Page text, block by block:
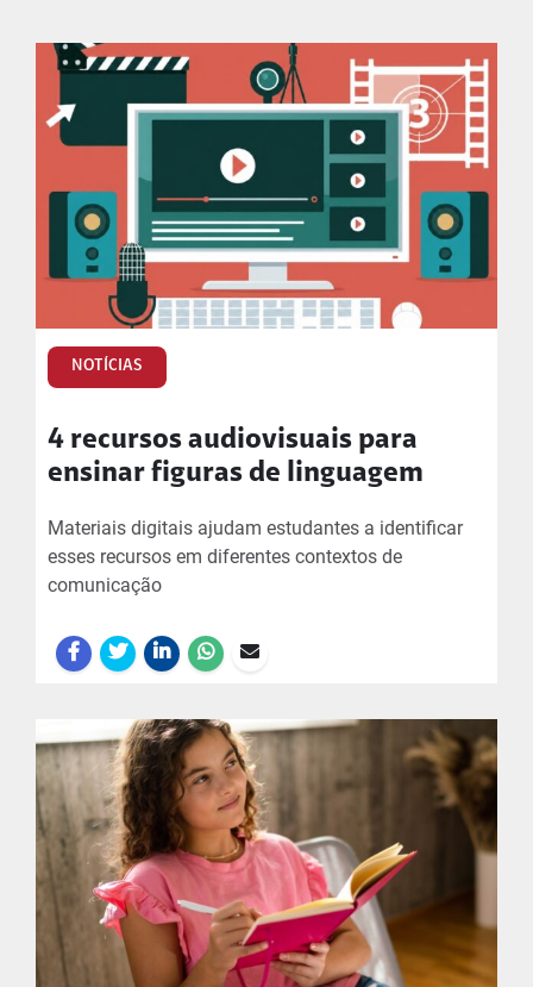
NOTÍCIAS
4 recursos audiovisuais para
ensinar figuras de linguagem
Materiais digitais ajudam estudantes a identificar
esses recursos em diferentes contextos de
comunicação